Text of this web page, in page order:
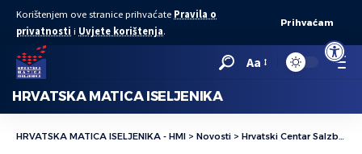
Korištenjem ove stranice prihvaćate Pravila o
privatnosti i Uvjete korištenja.
Prihvaćam
Aa
HRVATSKA MATICA ISELJENIKA
HRVATSKA MATICA ISELJENIKA - HMI > Novosti > Hrvatski Centar Salzburg okupio zajednicu na 6. Noći Hrvata
Open